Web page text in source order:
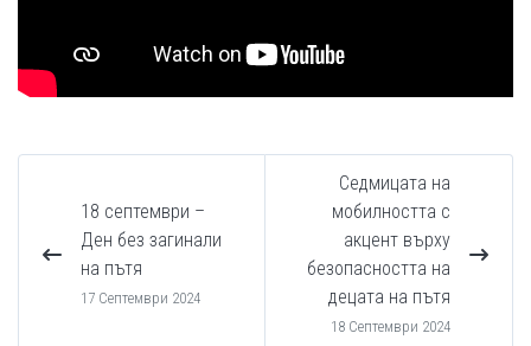
18 септември –
Ден без загинали
на пътя
17 Септември 2024
Седмицата на
мобилността с
акцент върху
безопасността на
децата на пътя
18 Септември 2024